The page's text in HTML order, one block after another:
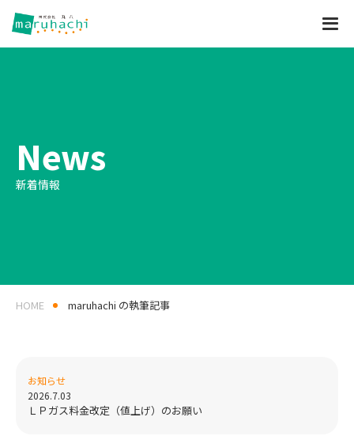
News
新着情報
HOME maruhachi の執筆記事
お知らせ
2026.7.03
ＬＰガス料金改定（値上げ）のお願い